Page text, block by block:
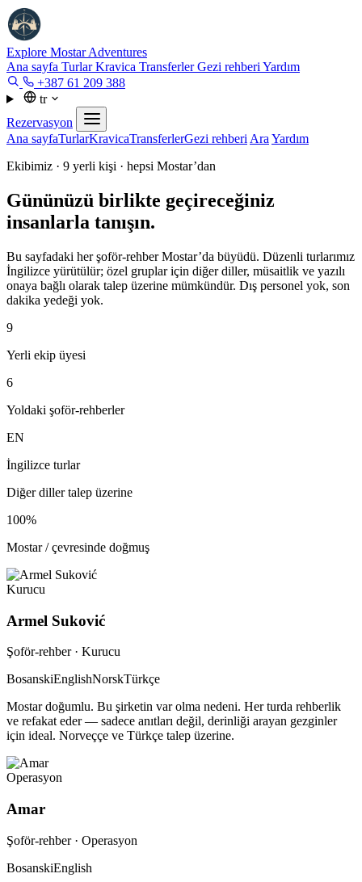
Explore MostarAdventures
Ana sayfa TurlarKravica TransferlerGezi rehberi Yardım
+387 61 209 388
tr
Rezervasyon
Ana sayfaTurlarKravicaTransferlerGezi rehberi Ara Yardım
Ekibimiz · 9 yerli kişi · hepsi Mostar’dan
Gününüzü birlikte geçireceğiniz
insanlarla tanışın.
Bu sayfadaki her şoför-rehber Mostar’da büyüdü. Düzenli turlarımız
İngilizce yürütülür; özel gruplar için diğer diller, müsaitlik ve yazılı
onaya bağlı olarak talep üzerine mümkündür. Dış personel yok, son
dakika yedeği yok.
9
Yerli ekip üyesi
6
Yoldaki şoför-rehberler
EN
İngilizce turlar
Diğer diller talep üzerine
100%
Mostar / çevresinde doğmuş
Kurucu
Armel Suković
Şoför-rehber · Kurucu
BosanskiEnglishNorskTürkçe
Mostar doğumlu. Bu şirketin var olma nedeni. Her turda rehberlik
ve refakat eder — sadece anıtları değil, derinliği arayan gezginler
için ideal. Norveççe ve Türkçe talep üzerine.
Operasyon
Amar
Şoför-rehber · Operasyon
BosanskiEnglish